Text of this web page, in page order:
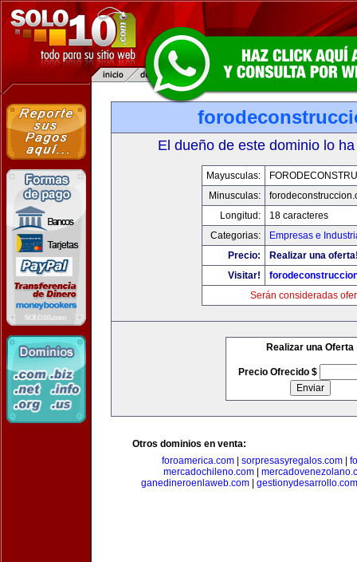
El dueño de este dominio lo
Mayusculas:
Minusculas:
Longitud:
18 caracteres
Categorias:
Empresas e
Precio:
Realizar una
Visitar!
Serán consideradas
Realizar una Oferta
Precio Ofrecido $
Otros dominios en venta:
foroamerica.com
sorpresasyregalos.com
mercadochileno.com
ganedineroenlaweb.com
gestionydesarrollo.com